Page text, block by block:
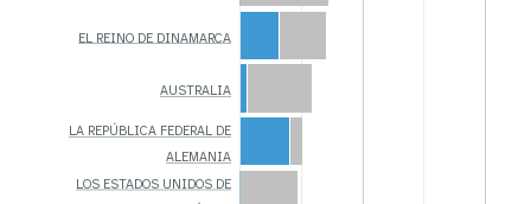
EL REINO DE DINAMARCA
AUSTRALIA
LA REPÚBLICA FEDERAL DE
ALEMANIA
LOS ESTADOS UNIDOS DE